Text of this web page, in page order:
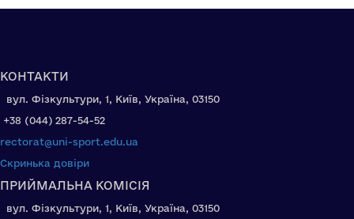
КОНТАКТИ
вул. Фізкультури, 1, Київ, Україна, 03150
+38 (044) 287-54-52
rectorat@uni-sport.edu.ua
Скринька довіри
ПРИЙМАЛЬНА КОМІСІЯ
вул. Фізкультури, 1, Київ, Україна, 03150